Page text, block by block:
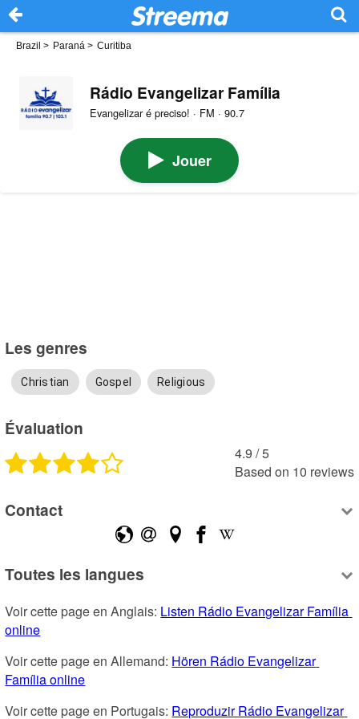
Brazil > Paraná > Curitiba
Rádio Evangelizar Família
Evangelizar é preciso! · FM · 90.7
Jouer
Les genres
Christian Gospel Religious
Évaluation
4.9 /5
Based on 10 reviews
Contact
Toutes les langues
Voir cette page en Anglais: Listen Rádio Evangelizar Família
online
Voir cette page en Allemand: Hören Rádio Evangelizar
Família online
Voir cette page en Portugais: Reproduzir Rádio Evangelizar